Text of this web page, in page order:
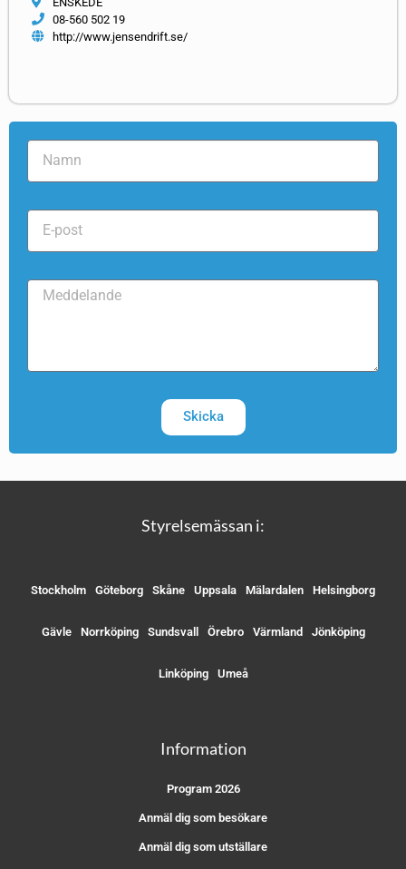
08-560 502 19
http://www.jensendrift.se/
Skicka
Styrelsemässan i:
Stockholm Göteborg Skåne Uppsala Mälardalen Helsingborg
Gävle Norrköping Sundsvall Örebro Värmland Jönköping
Linköping Umeå
Information
Program 2026
Anmäl dig som besökare
Anmäl dig som utställare